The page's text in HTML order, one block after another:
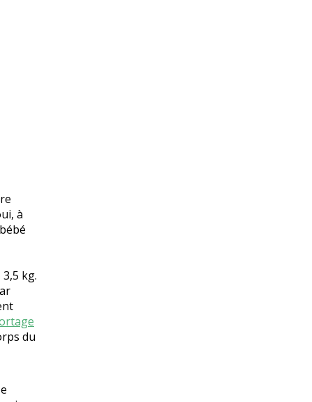
à
kg.
du